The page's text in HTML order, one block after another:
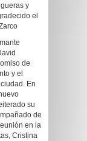
y
el
de
y el
En
su
de
en la
Cristina